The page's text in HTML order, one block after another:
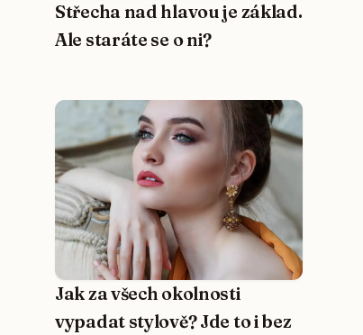
Střecha nad hlavou je základ.
Ale staráte se o ni?
Jak za všech okolnosti
vypadat stylově? Jde to i bez